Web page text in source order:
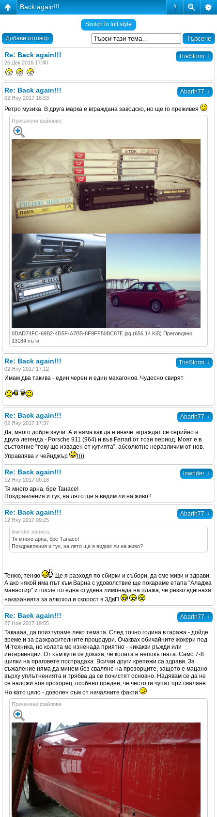
#
Back again!!!
Switch to full style
Добави отговор
TheStorm ↓
Re: Back again!!!
26 Дек 2016 17:40
Abarth77 ↓
Re: Back again!!!
02 Яну 2017 16:53
Ретро музика. В друга марка е вграждана заводско, но ще го преживея
Прикачени файлове
0DAD74FC-69B2-4D5F-A7BB-8F9FF50BC87E.jpg (656.14 KiB) Прегледано
13184 пъти
TheStorm ↓
Re: Back again!!!
02 Яну 2017 17:12
Имам два такива - един черен и един махагонов. Чудесно свирят
Abarth77 ↓
Re: Back again!!!
02 Яну 2017 17:37
Да, много добре звучи. А и няма как да е иначе: вграждат се серийно в
друга легенда - Porsche 911 (964) и във Ferrari от този период. Моят е в
състояние ”току що изваден от кутията”, абсолютно неразличим от нов.
Управлява и чейнджър
))))
lowrider ↓
Re: Back again!!!
12 Яну 2017 00:18
Тя много арна, бре Танасе!
Поздравления и тук, на лято ще я видим ли на живо?
Abarth77 ↓
Re: Back again!!!
12 Яну 2017 09:25
lowrider написа:
Тя много арна, бре Танасе!
Поздравления и тук, на лято ще я видим ли на живо?
Тенкю, тенкю
Ще я разходя по сбирки и събори, да сме живи и здрави.
А ако някой има път към Варна с удоволствие ще покараме етапа "Аладжа
манастир" и после по една студена лимонада на плажа, че резко вдигнаха
наказанията за алкохол и скорост в ЗДвП
Abarth77 ↓
Re: Back again!!!
27 Ное 2017 19:55
Такаааа, да поизтупаме леко темата. След точно година в гаража - дойде
време и за разкрасителните процедури. Очаквах обичайните жокери под
М-техника, но колата ме изненада приятно - никакви ръжди или
интервенции. От към купе се доказа, че колата е непокътната. Само 7-8
щипки на праговете пострадаха. Всички други крепежи са здрави. За
съжаление няма да минем без сваляне на прозорците, защото е мацано
върху уплътненията и трябва да се почистят основно. Надявам се да не
се наложи нов прозорец, особено преден, че често ги чупят при сваляне.
Но като цяло - доволен съм от началните факти
Прикачени файлове